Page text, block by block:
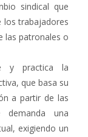
sindical que
los trabajadores
las patronales o
y practica la
que basa su
a partir de las
una
exigiendo un